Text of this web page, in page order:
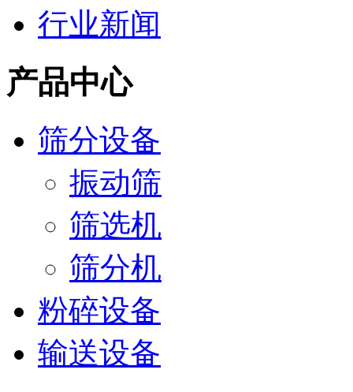
行业新闻
产品中心
筛分设备
振动筛
筛选机
筛分机
粉碎设备
输送设备